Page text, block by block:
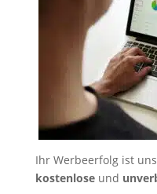
Ihr Werbeerfolg ist
kostenloseund